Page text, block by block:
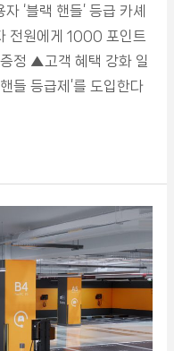
‘블랙 핸들’ 등급 카셰
전원에게 1000 포인트
정 ▲고객 혜택 강화 일
들 등급제’를 도입한다